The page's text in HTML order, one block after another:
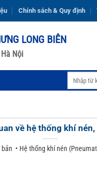
Chính sách & Quy định
LONG BIÊN
Nội
về hệ thống khí
• Hệ thống khí nén